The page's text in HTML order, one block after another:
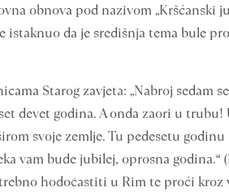
obnova pod nazivom „Kršćanski
da je središnja tema bule
Starog zavjeta: „Nabroj sedam
devet godina. A onda zaori u trubu!
svoje zemlje. Tu pedesetu
vam bude jubilej, oprosna godina.“
hodočastiti u Rim te proći